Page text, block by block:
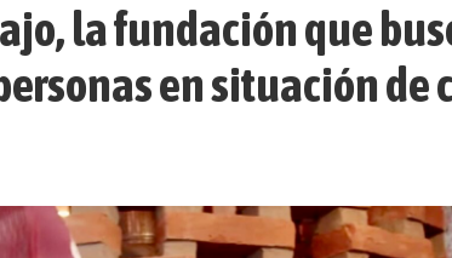
la fundación que
en situación de